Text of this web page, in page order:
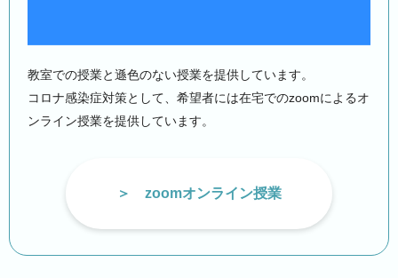
教室での授業と遜色のない授業を提供しています。
コロナ感染症対策として、希望者には在宅でのzoomによるオ
ンライン授業を提供しています。
zoomオンライン授業